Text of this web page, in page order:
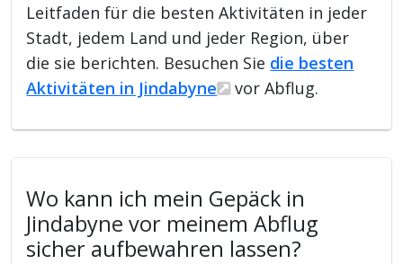
Leitfaden für die besten Aktivitäten in jeder
Stadt, jedem Land und jeder Region, über
die sie berichten. Besuchen Sie die besten
Aktivitäten in Jindabyne
vor Abflug.
Wo kann ich mein Gepäck in
Jindabyne vor meinem Abflug
sicher aufbewahren lassen?